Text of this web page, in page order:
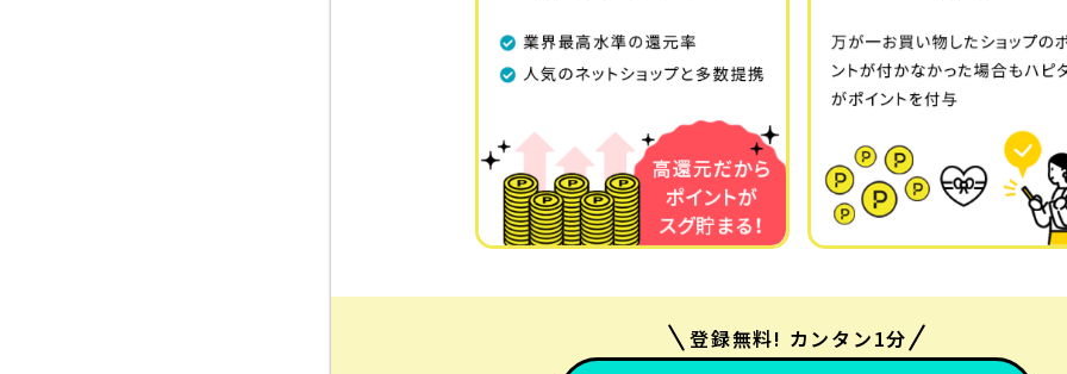
登録無料! カンタン1分